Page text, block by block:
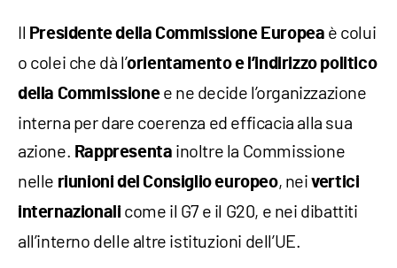
Il Presidente della Commissione Europea è colui
o colei che dà l’orientamento e l’indirizzo politico
della Commissionee ne decide l’organizzazione
interna per dare coerenza ed efficacia alla sua
azione. Rappresenta inoltre la Commissione
nelle riunioni del Consiglio europeo, neivertici
internazionali come il G7 e il G20, e nei dibattiti
all’interno delle altre istituzioni dell’UE.